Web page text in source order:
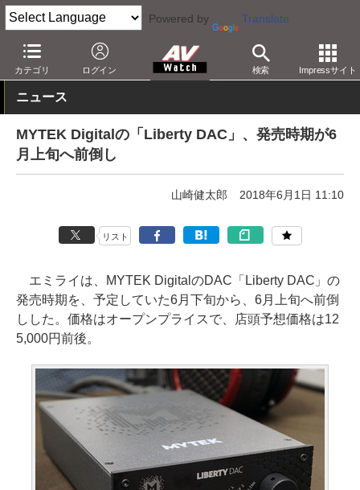
Powered by Translate
カテゴリ ログイン 検索 Impressサイト
AV Watch 製品 USB DAC その他
ニュース
MYTEK Digitalの「Liberty DAC」、発売時期が6
月上旬へ前倒し
山崎健太郎 2018年6月1日 11:10
リスト
エミライは、MYTEK DigitalのDAC「Liberty DAC」の
発売時期を、予定していた6月下旬から、6月上旬へ前倒
しした。価格はオープンプライスで、店頭予想価格は12
5,000円前後。